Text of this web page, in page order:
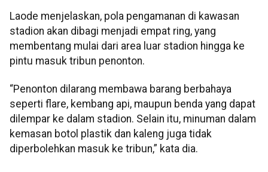
Laode menjelaskan, pola pengamanan di kawasan
stadion akan dibagi menjadi empat ring, yang
membentang mulai dari area luar stadion hingga ke
pintu masuk tribun penonton.
“Penonton dilarang membawa barang berbahaya
seperti flare, kembang api, maupun benda yang dapat
dilempar ke dalam stadion. Selain itu, minuman dalam
kemasan botol plastik dan kaleng juga tidak
diperbolehkan masuk ke tribun,” kata dia.